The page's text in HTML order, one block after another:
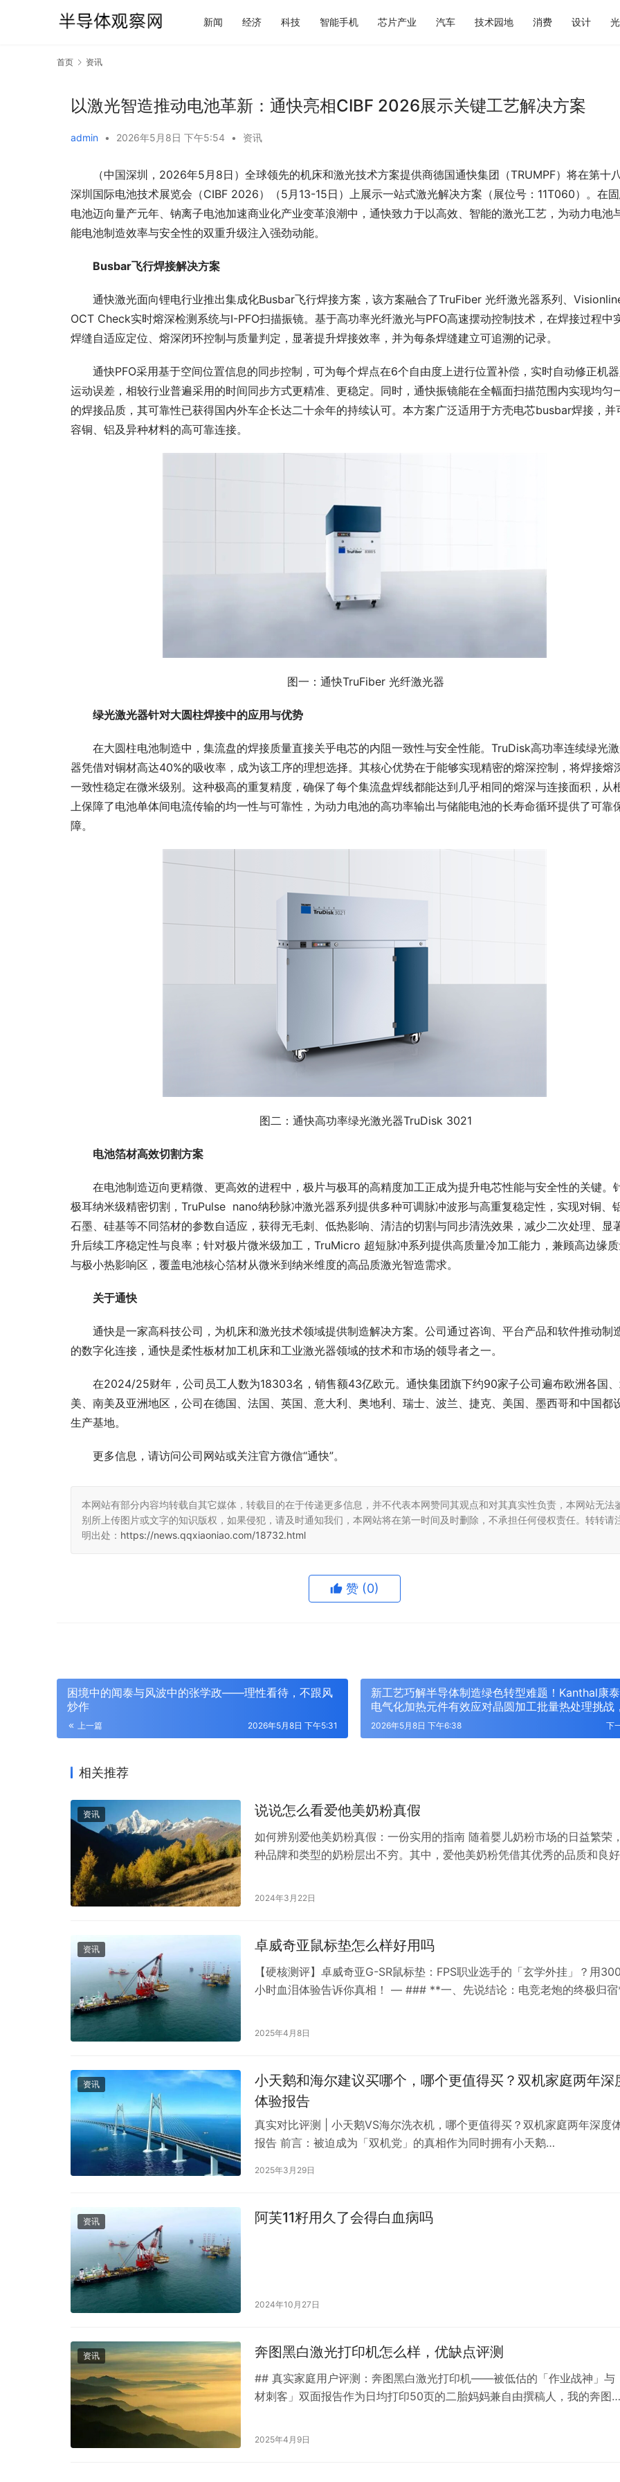
新闻 经济 科技 智能手机 芯片产业 汽车 技术园地 消费 设计
首页 资讯
以激光智造推动电池革新：通快亮相CIBF 2026展示关键工艺解决方案
admin • 2026年5月8日 下午5:54 • 资讯
（中国深圳，2026年5月8日）全球领先的机床和激光技术方案提供商德国通快集团（TRUMPF）将在第十
深圳国际电池技术展览会（CIBF 2026）（5月13-15日）上展示一站式激光解决方案（展位号：11T060）。在
电池迈向量产元年、钠离子电池加速商业化产业变革浪潮中，通快致力于以高效、智能的激光工艺，为动力电池
能电池制造效率与安全性的双重升级注入强劲动能。
Busbar飞行焊接解决方案
通快激光面向锂电行业推出集成化Busbar飞行焊接方案，该方案融合了TruFiber 光纤激光器系列、
OCT Check实时熔深检测系统与I-PFO扫描振镜。基于高功率光纤激光与PFO高速摆动控制技术，在焊接过程中
焊缝自适应定位、熔深闭环控制与质量判定，显著提升焊接效率，并为每条焊缝建立可追溯的记录。
通快PFO采用基于空间位置信息的同步控制，可为每个焊点在6个自由度上进行位置补偿，实时自动修正机
运动误差，相较行业普遍采用的时间同步方式更精准、更稳定。同时，通快振镜能在全幅面扫描范围内实现均匀
的焊接品质，其可靠性已获得国内外车企长达二十余年的持续认可。本方案广泛适用于方壳电芯busbar焊接，并
容铜、铝及异种材料的高可靠连接。
图一：通快TruFiber 光纤激光器
绿光激光器针对大圆柱焊接中的应用与优势
在大圆柱电池制造中，集流盘的焊接质量直接关乎电芯的内阻一致性与安全性能。TruDisk高功率连续绿光
器凭借对铜材高达40%的吸收率，成为该工序的理想选择。其核心优势在于能够实现精密的熔深控制，将焊接熔
一致性稳定在微米级别。这种极高的重复精度，确保了每个集流盘焊线都能达到几乎相同的熔深与连接面积，从
上保障了电池单体间电流传输的均一性与可靠性 ，为动力电池的高功率输出与储能电池的长寿命循环提供了可靠
障。
图二：通快高功率绿光激光器TruDisk 3021
电池箔材高效切割方案
在电池制造迈向更精微、更高效的进程中，极片与极耳的高精度加工正成为提升电芯性能与安全性的关键。
极耳纳米级精密切割，TruPulse  nano纳秒脉冲激光器系列提供多种可调脉冲波形与高重复稳定性 ，实现对铜、
石墨、硅基等不同箔材的参数自适应，获得无毛刺、低热影响、清洁的切割与同步清洗效果 ，减少二次处理、显
升后续工序稳定性与良率；针对极片微米级加工，TruMicro 超短脉冲系列提供高质量冷加工能力，兼顾高边缘
与极小热影响区，覆盖电池核心箔材从微米到纳米维度的高品质激光智造需求。
关于通快
通快是一家高科技公司，为机床和激光技术领域提供制造解决方案。公司通过咨询、 平台产品和软件推动制
的数字化连接，通快是柔性板材加工机床和工业激光器领域的技术和市场的领导者之一。
在2024/25财年，公司员工人数为18303名，销售额43亿欧元。通快集团旗下约90家子公司遍布欧洲各国
美、南美及亚洲地区，公司在德国、法国、英国、意大利、奥地利、瑞士、波兰、捷克、美国、墨西哥和中国都
生产基地。
更多信息，请访问公司网站或关注官方微信“通快”。
本网站有部分内容均转载自其它媒体，转载目的在于传递更多信息，并不代表本网赞同其观点和对其真实性负责，本网站无法
别所上传图片或文字的知识版权，如果侵犯，请及时通知我们，本网站将在第一时间及时删除，不承担任何侵权责任。转转请
明出处： https://news.qqxiaoniao.com/18732.html
赞 (0)
困境中的闻泰与风波中的张学政——理性看待，不跟风
炒作
上一篇 2026年5月8日 下午5:31
新工艺巧解半导体制造绿色转型难题！Kanthal康
电气化加热元件有效应对晶圆加工批量热处理挑战
现能耗降低超30%
下
2026年5月8日 下午6:38
相关推荐
资讯 说说怎么看爱他美奶粉真假
如何辨别爱他美奶粉真假：一份实用的指南 随着婴儿奶粉市场的日益繁荣
种品牌和类型的奶粉层出不穷。其中，爱他美奶粉凭借其优秀的品质和良好
售假冒伪劣的爱他美奶粉，给消费者带来了极大的困扰。那么，如何辨别爱
2024年3月22日
资讯 卓威奇亚鼠标垫怎么样好用吗
【硬核测评】卓威奇亚G-SR鼠标垫：FPS职业选手的「玄学外挂」？用
小时血泪体验告诉你真相！ — ### **一、先说结论：电竞老炮的终极归
2025年4月8日
资讯
小天鹅和海尔建议买哪个，哪个更值得买？双机家庭两年深
体验报告
真实对比评测 | 小天鹅VS海尔洗衣机，哪个更值得买？双机家庭两年深度
报告 前言：被迫成为「双机党」的真相‌作为同时拥有小天鹅
的双机用户，在两年累计清洗1.2吨衣物的实战经验后，我终于有底气告诉
2025年3月29日
资讯 阿芙11籽用久了会得白血病吗
2024年10月27日
资讯 奔图黑白激光打印机怎么样，优缺点评测
## 真实家庭用户评测：奔图黑白激光打印机——被低估的「作业战神」与
材刺客」双面报告作为日均打印50页的二胎妈妈兼自由撰稿人，我的奔图
硒鼓山+维修工单+电费账单**，告诉你这台国产激光机如何用军工品质改写
2025年4月9日